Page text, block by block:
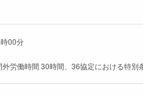
00分
労働時間 30時間、36協定における特別